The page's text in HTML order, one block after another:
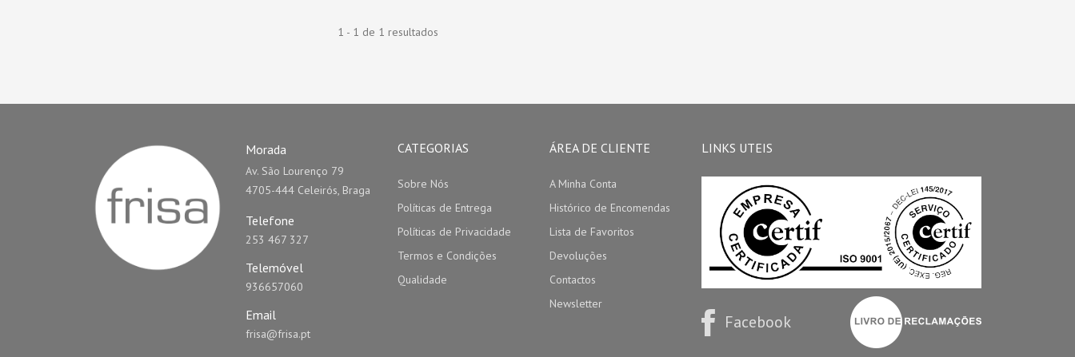
1 - 1 de 1 resultados
Morada
Av. São Lourenço 79
4705-444 Celeirós, Braga
Telefone
253 467 327
Telemóvel
936657060
Email
frisa@frisa.pt
CATEGORIAS
Sobre Nós
Políticas de Entrega
Políticas de Privacidade
Termos e Condições
Qualidade
ÁREA DE CLIENTE
A Minha Conta
Histórico de Encomendas
Lista de Favoritos
Devoluções
Contactos
Newsletter
LINKS UTEIS
Facebook